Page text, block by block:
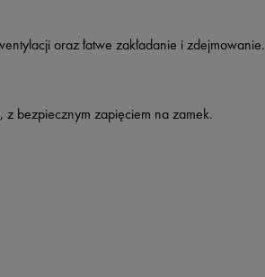
oraz łatwe zakładanie i zdejmowanie.
z bezpiecznym zapięciem na zamek.